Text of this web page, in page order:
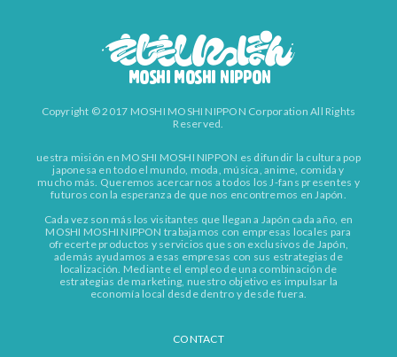
Copyright © 2017 MOSHI MOSHI NIPPON Corporation All Rights
Reserved.
uestra misión en MOSHI MOSHI NIPPON es difundir la cultura pop
japonesa en todo el mundo, moda, música, anime, comida y
mucho más. Queremos acercarnos a todos los J-fans presentes y
futuros con la esperanza de que nos encontremos en Japón.
Cada vez son más los visitantes que llegan a Japón cada año, en
MOSHI MOSHI NIPPON trabajamos con empresas locales para
ofrecerte productos y servicios que son exclusivos de Japón,
además ayudamos a esas empresas con sus estrategias de
localización. Mediante el empleo de una combinación de
estrategias de marketing, nuestro objetivo es impulsar la
economía local desde dentro y desde fuera.
CONTACT